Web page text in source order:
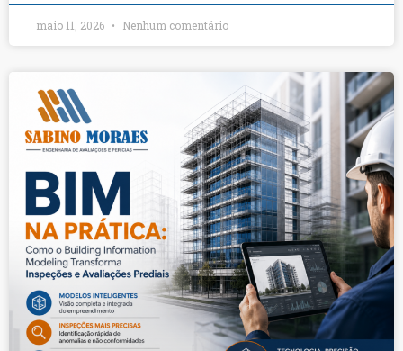
maio 11, 2026 Nenhum comentário